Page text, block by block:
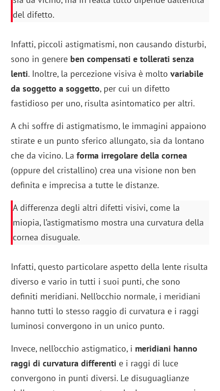
del difetto.
Infatti, piccoli astigmatismi, non causando disturbi,
sono in genere ben compensati e tollerati senza
lenti. Inoltre, la percezione visiva è moltovariabile
da soggetto a soggetto, per cui un difetto
fastidioso per uno, risulta asintomatico per altri.
A chi soffre di astigmatismo, le immagini appaiono
stirate e un punto sferico allungato, sia da lontano
che da vicino. Laforma irregolare della cornea
(oppure del cristallino) crea una visione non ben
definita e imprecisa a tutte le distanze.
A differenza degli altri difetti visivi, come la
miopia, l’astigmatismo mostra una curvatura della
cornea disuguale.
Infatti, questo particolare aspetto della lente risulta
diverso e vario in tutti i suoi punti, che sono
definiti meridiani. Nell’occhio normale, i meridiani
hanno tutti lo stesso raggio di curvatura e i raggi
luminosi convergono in un unico punto.
Invece, nell’occhio astigmatico, i meridiani hanno
raggi di curvatura differenti e i raggi di luce
convergono in punti diversi. Le disuguaglianze